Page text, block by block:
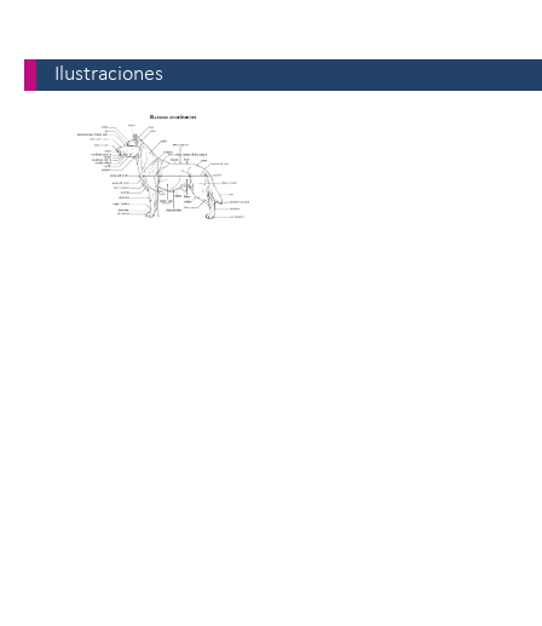
Ilustraciones